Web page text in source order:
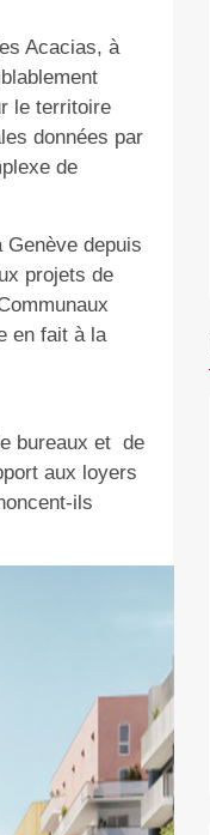
Acacias, à
le territoire
données par
de
depuis
projets de
en fait à la
bureaux et de
aux loyers
ils